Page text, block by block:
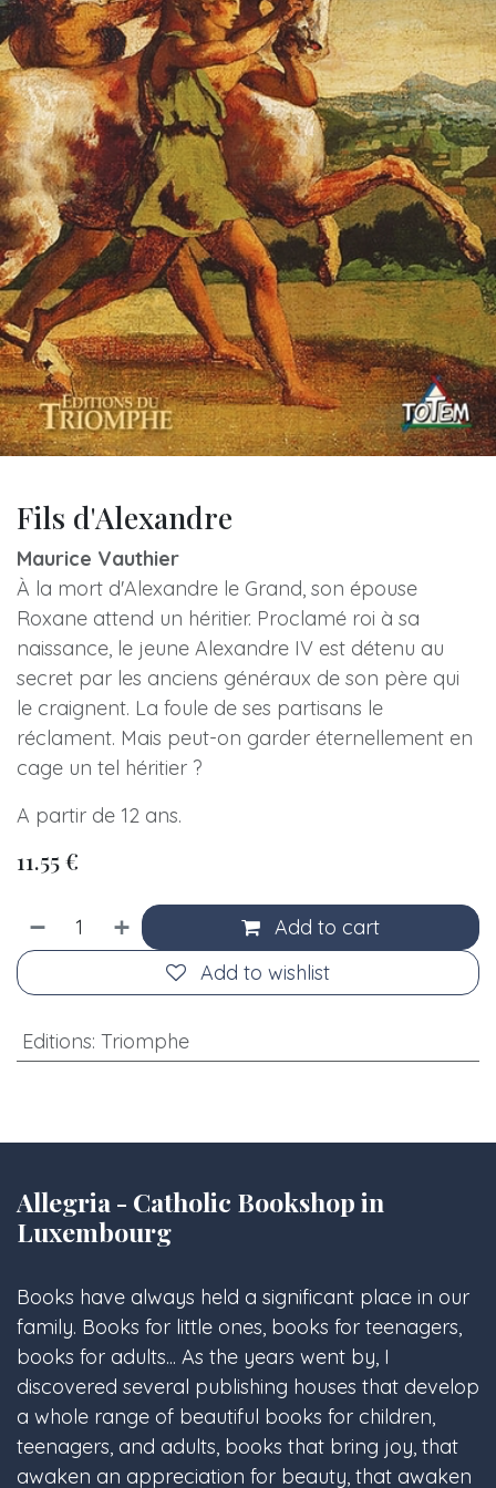
Fils d'Alexandre
Maurice Vauthier
À la mort d'Alexandre le Grand, son épouse
Roxane attend un héritier. Proclamé roi à sa
naissance, le jeune Alexandre IV est détenu au
secret par les anciens généraux de son père qui
le craignent. La foule de ses partisans le
réclament. Mais peut-on garder éternellement en
cage un tel héritier ?
A partir de 12 ans.
11.55€
Add to cart
Add to wishlist
Editions: Triomphe
Allegria - Catholic Bookshop in
Luxembourg
Books have always held a significant place in our
family. Books for little ones, books for teenagers,
books for adults... As the years went by, I
discovered several publishing houses that develop
a whole range of beautiful books for children,
teenagers, and adults, books that bring joy, that
awaken an appreciation for beauty, that awaken